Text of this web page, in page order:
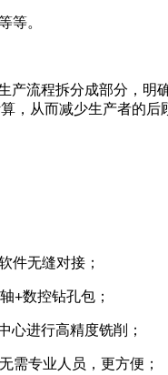
等。
产流程拆分成部分，
，从而减少生产者的后
件无缝对接；
+数控钻孔包；
心进行高精度铣削；
需专业人员，更方便；